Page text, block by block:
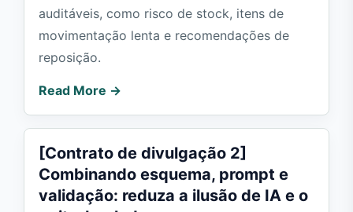
auditáveis, como risco de stock, itens de
movimentação lenta e recomendações de
reposição.
Read More →
[Contrato de divulgação 2]
Combinando esquema, prompt e
validação: reduza a ilusão de IA e o